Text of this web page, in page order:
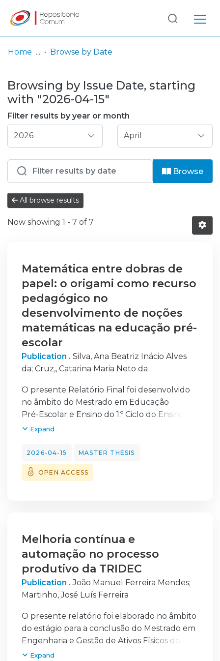
& Collections
Browse repository
Entities
Log
In
(current)
Home Browse by Date
Browsing by Issue Date, starting
with "2026-04-15"
Filter results by year or month
Browse
All browse results
Now showing 1 - 7 of 7
Matemática entre dobras de
papel: o origami como recurso
pedagógico no
desenvolvimento de noções
matemáticas na educação pré-
escolar
Publication . Silva, Ana Beatriz Inácio Alves
da; Cruz,, Catarina Maria Neto da
O presente Relatório Final foi desenvolvido
no âmbito do Mestrado em Educação
Pré-Escolar e Ensino do 1.º Ciclo do Ensino
Básico e tem como finalidade descrever e
estágio curricular decorrido em contexto de
Educação Pré-Escolar, bem como
apresentar uma investigação realizada
construções em origami.
Este trabalho inicia-se com um
enquadramento do estágio curricular
realizado em
contexto de Educação Pré-Escolar, no qual
é caracterizado o contexto, abordando em
particular as características das crianças,
rotinas e metodologias adotadas pela
Instituição, sendo também apresentada uma
análise reflexiva do processo de estágio.
Expand
2026-04-15 MASTER THESIS
OPEN ACCESS
Melhoria contínua e
automação no processo
produtivo da TRIDEC
Publication .João Manuel Ferreira Mendes;
Martinho, José Luís Ferreira
O presente relatório foi elaborado no âmbito
do estágio para a conclusão do Mestrado em
Engenharia e Gestão de Ativos Físicos do
Instituto Superior de Engenharia de
Expand